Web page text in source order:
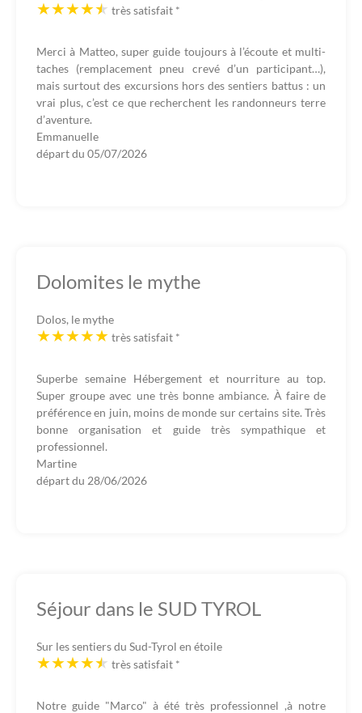
très satisfait *
Merci à Matteo, super guide toujours à l’écoute et multi-
taches (remplacement pneu crevé d’un participant…),
mais surtout des excursions hors des sentiers battus : un
vrai plus, c’est ce que recherchent les randonneurs terre
d’aventure.
Emmanuelle
départ du 05/07/2026
Dolomites le mythe
Dolos, le mythe
très satisfait *
Superbe semaine Hébergement et nourriture au top.
Super groupe avec une très bonne ambiance. À faire de
préférence en juin, moins de monde sur certains site. Très
bonne organisation et guide très sympathique et
professionnel.
Martine
départ du 28/06/2026
Séjour dans le SUD TYROL
Sur les sentiers du Sud-Tyrol en étoile
très satisfait *
Notre guide "Marco" à été très professionnel ,à notre